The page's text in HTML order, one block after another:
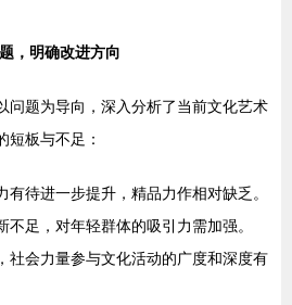
，明确改进方向
问题为导向，深入分析了当前文化艺术
短板与不足：
待进一步提升，精品力作相对缺乏。
足，对年轻群体的吸引力需加强。
社会力量参与文化活动的广度和深度有